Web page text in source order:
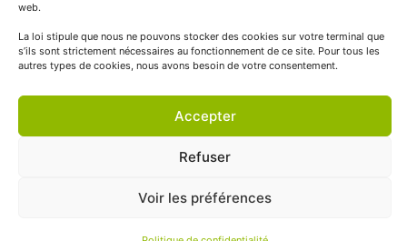
web.
La loi stipule que nous ne pouvons stocker des cookies sur votre terminal que
s’ils sont strictement nécessaires au fonctionnement de ce site. Pour tous les
autres types de cookies, nous avons besoin de votre consentement.
Accepter
Refuser
Voir les préférences
© APNP Copyright Tous droits réservés © 1970 - 2023 | Une
réalisation Happiness -Agence de communication